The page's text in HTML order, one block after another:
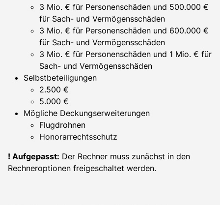
3 Mio. € für Personenschäden und 500.000 €
für Sach- und Vermögensschäden
3 Mio. € für Personenschäden und 600.000 €
für Sach- und Vermögensschäden
3 Mio. € für Personenschäden und 1 Mio. € für
Sach- und Vermögensschäden
Selbstbeteiligungen
2.500 €
5.000 €
Mögliche Deckungserweiterungen
Flugdrohnen
Honorarrechtsschutz
! Aufgepasst: Der Rechner muss zunächst in den
Rechneroptionen freigeschaltet werden.